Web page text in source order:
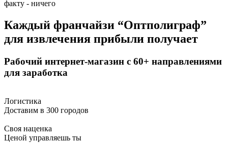
факту - ничего
Каждый франчайзи “Оптполиграф”
для извлечения прибыли получает
Рабочий интернет-магазин с 60+ направлениями
для заработка
Логистика
Доставим в 300 городов
Своя наценка
Ценой управляешь ты